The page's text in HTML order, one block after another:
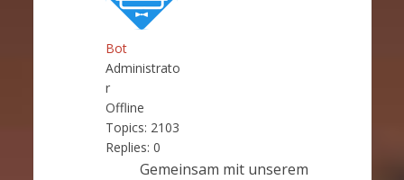
Bot
Administrato
r
Offline
Topics: 2103
Replies: 0
Gemeinsam mit unserem